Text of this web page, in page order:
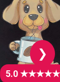
5.0 ★★★★★
❯